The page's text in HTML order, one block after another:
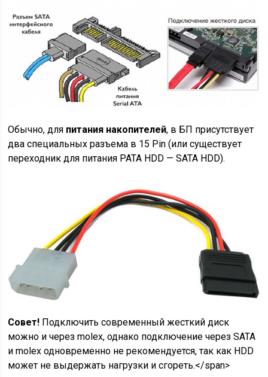
Совет!Подключить современный жесткий диск
можно и через molex, однако подключение через SATA